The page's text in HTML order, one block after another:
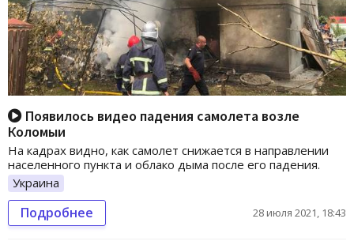
Появилось видео падения самолета возле
Коломыи
На кадрах видно, как самолет снижается в направлении
населенного пункта и облако дыма после его падения.
Украина
Подробнее 28 июля 2021, 18:43